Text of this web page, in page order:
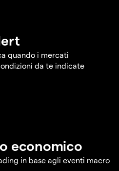
quando i mercati
da te indicate
economico
in base agli eventi macro